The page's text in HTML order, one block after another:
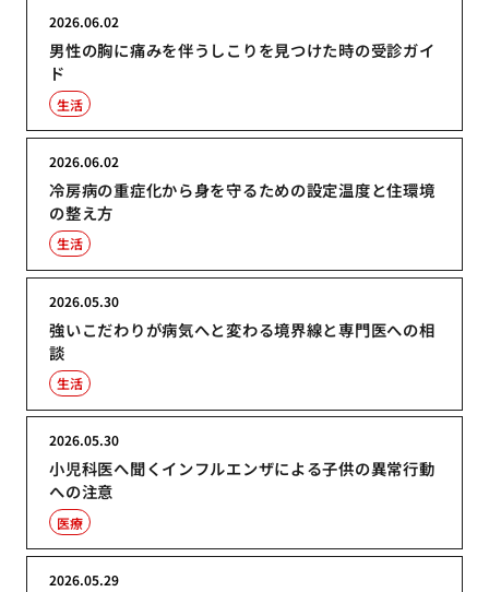
男性の胸に痛みを伴うしこりを見つけた時の受診ガイ
ド
2026.06.02
生活
冷房病の重症化から身を守るための設定温度と住環境
の整え方
2026.06.02
生活
強いこだわりが病気へと変わる境界線と専門医への相
談
2026.05.30
生活
小児科医へ聞くインフルエンザによる子供の異常行動
への注意
2026.05.30
医療
2026.05.29